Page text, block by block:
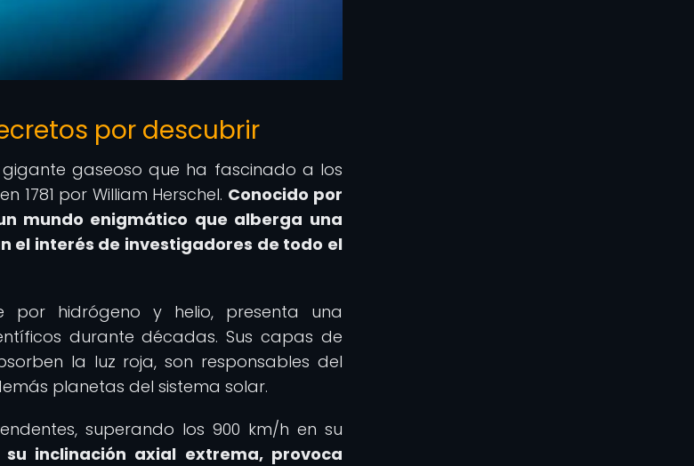
por descubrir
gaseoso que ha fascinado a los
1781 por William Herschel. Conocido por
mundo enigmático que alberga una
el interés de investigadores de todo el
por hidrógeno y helio, presenta una
durante décadas. Sus capas de
la luz roja, son responsables del
planetas del sistema solar.
superando los 900 km/h en su
inclinación axial extrema, provoca